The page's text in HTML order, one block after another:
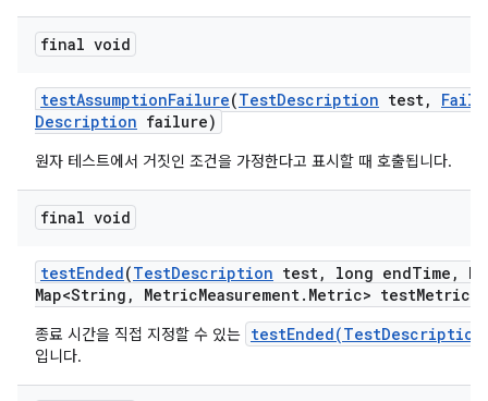
final void
testAssumptionFailure(TestDescription test,
Description failure)
원자 테스트에서 거짓인 조건을 가정한다고 표시할 때 호출됩니다.
final void
testEnded(TestDescription test, long endTime ,
Map<String , MetricMeasurement. Metric> testMetrics)
종료 시간을 직접 지정할 수 있는
입니다.